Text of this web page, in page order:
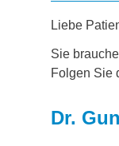
Liebe
Sie
Folgen Sie
Dr.